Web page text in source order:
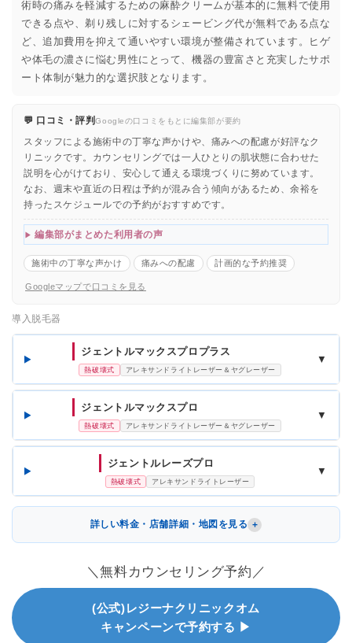
術時の痛みを軽減するための麻酔クリームが基本的に無料で使用
できる点や、剃り残しに対するシェービング代が無料である点な
ど、追加費用を抑えて通いやすい環境が整備されています。ヒゲ
や体毛の濃さに悩む男性にとって、機器の豊富さと充実したサポ
ート体制が魅力的な選択肢となります。
💬 口コミ・評判Googleの口コミをもとに編集部が要約
スタッフによる施術中の丁寧な声かけや、痛みへの配慮が好評なク
リニックです。カウンセリングでは一人ひとりの肌状態に合わせた
説明を心がけており、安心して通える環境づくりに努めています。
なお、週末や直近の日程は予約が混み合う傾向があるため、余裕を
持ったスケジュールでの予約がおすすめです。
編集部がまとめた利用者の声
施術中の丁寧な声かけ 痛みへの配慮 計画的な予約推奨
Googleマップで口コミを見る
導入脱毛器
ジェントルマックスプロプラス
熱破壊式 アレキサンドライトレーザー＆ヤグレーザー
▼
ジェントルマックスプロ
熱破壊式 アレキサンドライトレーザー＆ヤグレーザー
▼
ジェントルレーズプロ
熱破壊式 アレキサンドライトレーザー
▼
詳しい料金・店舗詳細・地図を見る
＼無料カウンセリング予約／
(公式)レジーナクリニックオム
キャンペーンで予約する ▶